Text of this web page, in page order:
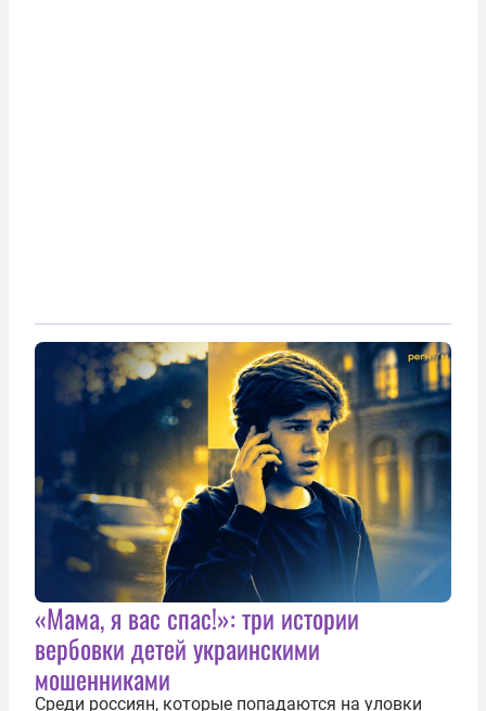
«Мама, я вас спас!»: три истории
вербовки детей украинскими
мошенниками
Среди россиян, которые попадаются на уловки